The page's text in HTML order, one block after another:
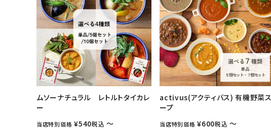
ナチュラプラス
アルマウィン
アルモニベルツ
ムソーナチュラル レトルトタイカレ
ー
当店特別価格 ¥540税込 〜
activus(アクティバス) 有機野菜ス
ープ
当店特別価格 ¥600税込 〜